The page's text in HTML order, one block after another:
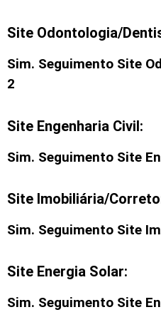
Site Odontologia/
Sim. Seguimento Site
2
Site Engenharia Civil:
Sim. Seguimento Site
Site Imobiliária/
Sim. Seguimento Site
Site Energia Solar:
Sim. Seguimento Site